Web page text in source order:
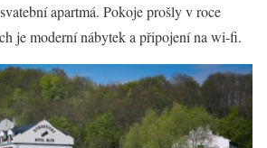
apartmá. Pokoje prošly v roce
je moderní nábytek a připojení na wi-fi.